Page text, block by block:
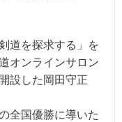
道を探求する」を
オンラインサロン
設した岡田守正
全国優勝に導いた